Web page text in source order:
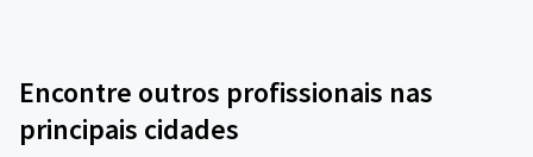
Encontre outros profissionais nas
principais cidades